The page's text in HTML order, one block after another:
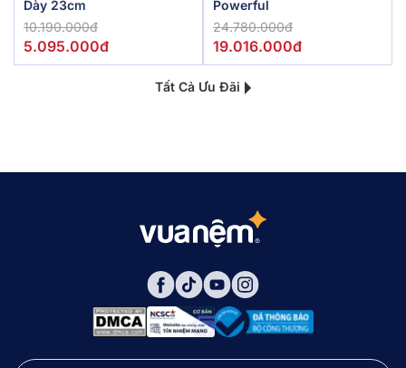
Dày 23cm
10.190.000đ
5.095.000đ
Powerful
24.780.000đ
19.016.000đ
Tất Cả Ưu Đãi